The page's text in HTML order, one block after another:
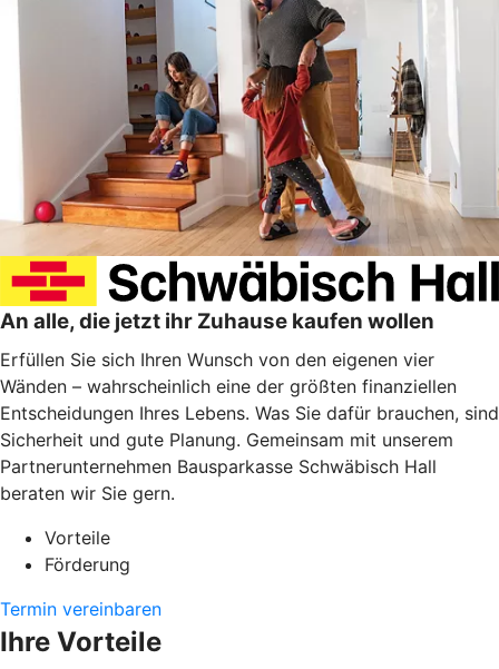
An alle, die jetzt ihr Zuhause kaufen wollen
Erfüllen Sie sich Ihren Wunsch von den eigenen vier
Wänden – wahrscheinlich eine der größten finanziellen
Entscheidungen Ihres Lebens. Was Sie dafür brauchen, sind
Sicherheit und gute Planung. Gemeinsam mit unserem
Partnerunternehmen Bausparkasse Schwäbisch Hall
beraten wir Sie gern.
Vorteile
Förderung
Termin vereinbaren
Ihre Vorteile